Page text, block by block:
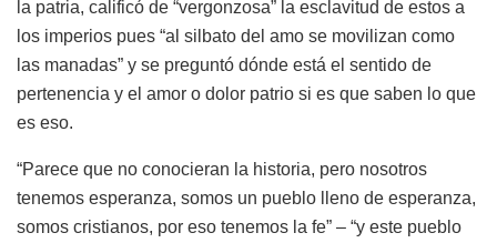
la patria, calificó de “vergonzosa” la esclavitud de estos a
los imperios pues “al silbato del amo se movilizan como
las manadas” y se preguntó dónde está el sentido de
pertenencia y el amor o dolor patrio si es que saben lo que
es eso.
“Parece que no conocieran la historia, pero nosotros
tenemos esperanza, somos un pueblo lleno de esperanza,
somos cristianos, por eso tenemos la fe” – “y este pueblo